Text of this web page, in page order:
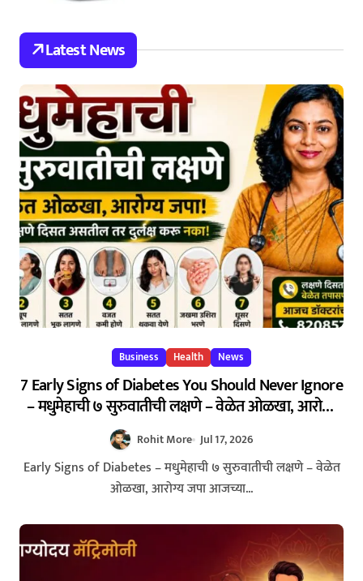
Latest News
Business Health News
7 Early Signs of Diabetes You Should Never Ignore
– मधुमेहाची ७ सुरुवातीची लक्षणे – वेळेत ओळखा, आरोग्य
Rohit More Jul 17, 2026
Early Signs of Diabetes – मधुमेहाची ७ सुरुवातीची लक्षणे – वेळेत
ओळखा, आरोग्य जपा आजच्या...